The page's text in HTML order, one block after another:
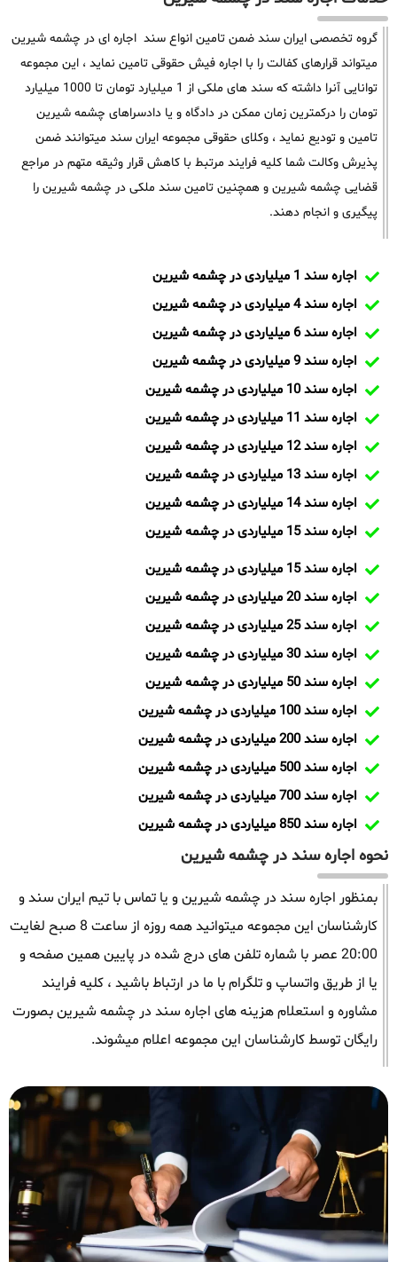
گروه تخصصی ایران سند ضمن تامین انواع سند اجاره ای در چشمه شیرین
میتواند قرارهای کفالت را با اجاره فیش حقوقی تامین نماید ، این مجموعه
توانایی آنرا داشته که سند های ملکی از 1 میلیارد تومان تا 1000 میلیارد
تومان را درکمترین زمان ممکن در دادگاه و یا دادسراهای چشمه شیرین
تامین و تودیع نماید ، وکلای حقوقی مجموعه ایران سند میتوانند ضمن
پذیرش وکالت شما کلیه فرایند مرتبط با کاهش قرار وثیقه متهم در مراجع
قضایی چشمه شیرین و همچنین تامین سند ملکی در چشمه شیرین را
پیگیری و انجام دهند.
اجاره سند 1 میلیاردی در چشمه شیرین
اجاره سند 4 میلیاردی در چشمه شیرین
اجاره سند 6 میلیاردی در چشمه شیرین
اجاره سند 9 میلیاردی در چشمه شیرین
اجاره سند 10 میلیاردی در چشمه شیرین
اجاره سند 11 میلیاردی در چشمه شیرین
اجاره سند 12 میلیاردی در چشمه شیرین
اجاره سند 13 میلیاردی در چشمه شیرین
اجاره سند 14 میلیاردی در چشمه شیرین
اجاره سند 15 میلیاردی در چشمه شیرین
اجاره سند 15 میلیاردی در چشمه شیرین
اجاره سند 20 میلیاردی در چشمه شیرین
اجاره سند 25 میلیاردی در چشمه شیرین
اجاره سند 30 میلیاردی در چشمه شیرین
اجاره سند 50 میلیاردی در چشمه شیرین
اجاره سند 100 میلیاردی در چشمه شیرین
اجاره سند 200 میلیاردی در چشمه شیرین
اجاره سند 500 میلیاردی در چشمه شیرین
اجاره سند 700 میلیاردی در چشمه شیرین
اجاره سند 850 میلیاردی در چشمه شیرین
نحوه اجاره سند در چشمه شیرین
بمنظور اجاره سند در چشمه شیرین و یا تماس با تیم ایران سند و
کارشناسان این مجموعه میتوانید همه روزه از ساعت 8 صبح لغایت
20:00 عصر با شماره تلفن های درج شده در پایین همین صفحه و
یا از طریق واتساپ و تلگرام با ما در ارتباط باشید ، کلیه فرایند
مشاوره و استعلام هزینه های اجاره سند در چشمه شیرین بصورت
رایگان توسط کارشناسان این مجموعه اعلام میشوند.